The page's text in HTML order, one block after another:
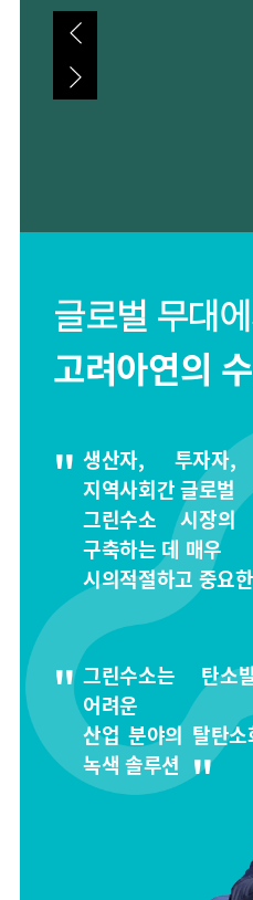
글로벌 무대
고려아연의
생산자, 투자자
지역사회간 글로벌
그린수소 시장
구축하는 데 매우
시의적절하고 중요
그린수소는 탄소
어려운
산업 분야의 탈탄
녹색 솔루션